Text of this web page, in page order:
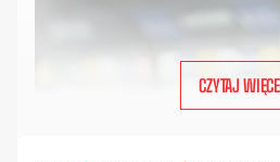
CZYTAJ